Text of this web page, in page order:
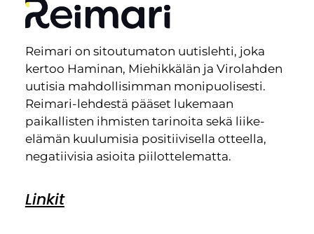
Reimari on sitoutumaton uutislehti, joka
kertoo Haminan, Miehikkälän ja Virolahden
uutisia mahdollisimman monipuolisesti.
Reimari-lehdestä pääset lukemaan
paikallisten ihmisten tarinoita sekä liike-
elämän kuulumisia positiivisella otteella,
negatiivisia asioita piilottelematta.
Linkit